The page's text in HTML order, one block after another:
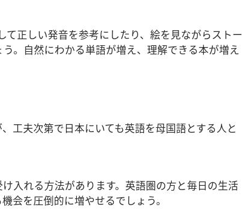
正しい発音を参考にしたり、絵を見ながらストー
。自然にわかる単語が増え、理解できる本が増え
工夫次第で日本にいても英語を母国語とする人と
入れる方法があります。英語圏の方と毎日の生活
会を圧倒的に増やせるでしょう。